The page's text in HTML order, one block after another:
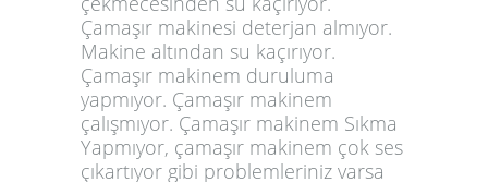
Çamaşır makinesi deterjan almıyor.
Makine altından su kaçırıyor.
Çamaşır makinem duruluma
yapmıyor. Çamaşır makinem
çalışmıyor. Çamaşır makinem Sıkma
Yapmıyor, çamaşır makinem çok ses
çıkartıyor gibi problemleriniz varsa